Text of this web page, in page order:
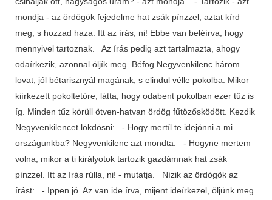
mondja - az ördögök fejedelme hat zsák pínzzel, aztat kírd
meg, s hozzad haza. Itt az írás, ni! Ebbe van beléírva, hogy
mennyivel tartoznak. Az írás pedig azt tartalmazta, ahogy
odaírkezik, azonnal öljík meg. Béfog Negyvenkilenc három
lovat, jól bétarisznyál magának, s elindul vélle pokolba. Mikor
kiírkezett pokoltetőre, látta, hogy odabent pokolban ezer tűz is
íg. Minden tűz körüll ötven-hatvan ördög fűtözősködött. Kezdik
Negyvenkilencet lökdösni: - Hogy mertíl te idejönni a mi
országunkba? Negyvenkilenc azt mondta: - Hogyne mertem
volna, mikor a ti királyotok tartozik gazdámnak hat zsák
pínzzel. Itt az írás rúlla, ni! - mutatja. Nízik az ördögök az
írást: - Ippen jó. Az van ide írva, mijent ideírkezel, öljünk meg.